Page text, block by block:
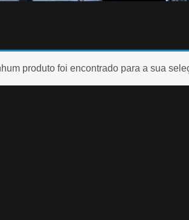
produto foi encontrado para a sua